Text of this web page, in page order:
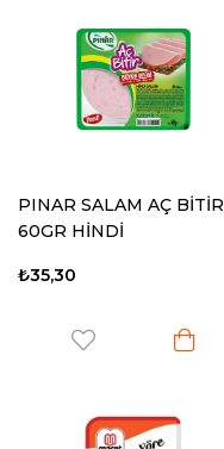
PINAR SALAM AÇ BİTİR
60GR HİNDİ
₺35,30